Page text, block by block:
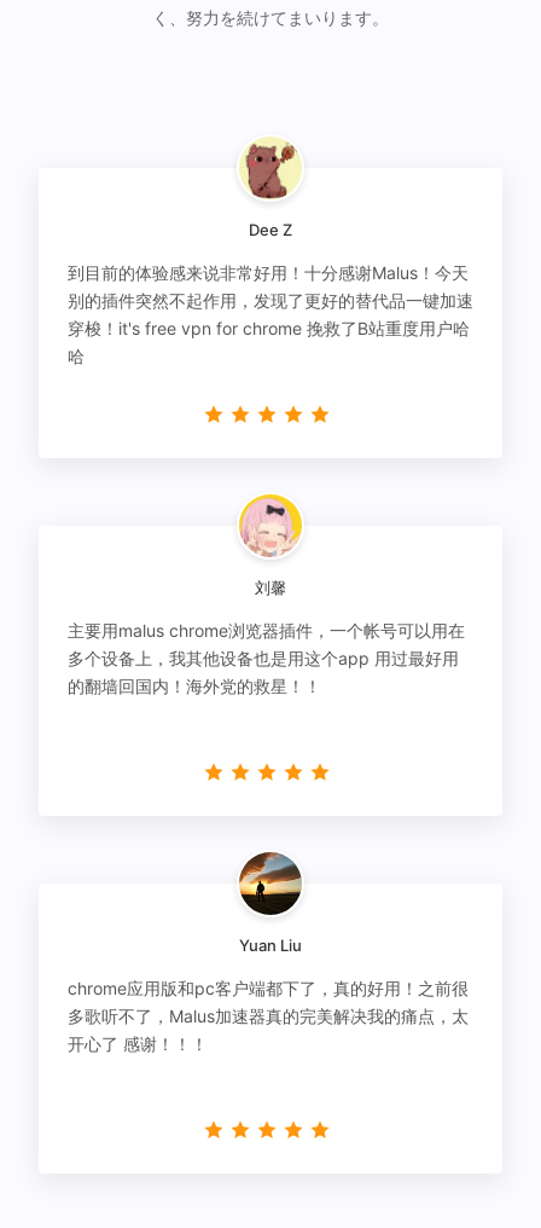
く、努力を続けてまいります。
Dee Z
到目前的体验感来说非常好用！十分感谢Malus！今天
别的插件突然不起作用，发现了更好的替代品一键加速
穿梭！it's free vpn for chrome 挽救了B站重度用户哈
哈
刘馨
主要用malus chrome浏览器插件，一个帐号可以用在
多个设备上，我其他设备也是用这个app 用过最好用
的翻墙回国内！海外党的救星！！
Yuan Liu
chrome应用版和pc客户端都下了，真的好用！之前很
多歌听不了，Malus加速器真的完美解决我的痛点，太
开心了 感谢！！！